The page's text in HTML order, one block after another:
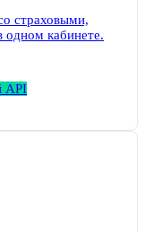
страховыми,
кабинете.
API